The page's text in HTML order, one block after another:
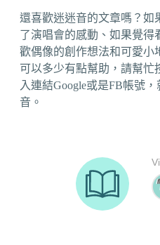
還喜歡迷迷音的文章嗎？如
了演唱會的感動、如果覺得
歡偶像的創作想法和可愛小
可以多少有點幫助，請幫忙
入連結Google或是FB帳號
音。